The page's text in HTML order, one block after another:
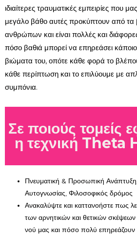
ιδιαίτερες τραυματικές εμπειρίες που
μεγάλο βάθο αυτές προκύπτουν από τα
ανθρώπων και είναι πολλές και
πόσο βαθιά μπορεί να επηρεάσει
βιώματα του, οπότε κάθε φορά το
κάθε περίπτωση και το επιλύουμε με
συμπόνια.
Σε ποιούς τομείς
η τεχνική
Πνευματική & Προσωπική
Αυτογνωσίας, Φιλοσοφικός δρόμος
Ανακαλύψτε και καττανοήστε πως
των αρνητικών και θετικών
νού μας και πόσο πολύ επηρεάζουν